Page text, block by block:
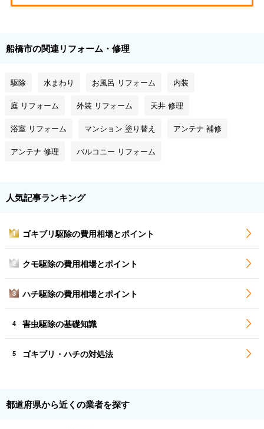
船橋市の関連リフォーム・修理
駆除 水まわり お風呂 リフォーム 内装
庭 リフォーム 外装 リフォーム 天井 修理
浴室 リフォーム マンション 塗り替え アンテナ 補修
アンテナ 修理 バルコニー リフォーム
人気記事ランキング
1 ゴキブリ駆除の費用相場とポイント
2 クモ駆除の費用相場とポイント
3 ハチ駆除の費用相場とポイント
4 害虫駆除の基礎知識
5 ゴキブリ・ハチの対処法
都道府県から近くの業者を探す